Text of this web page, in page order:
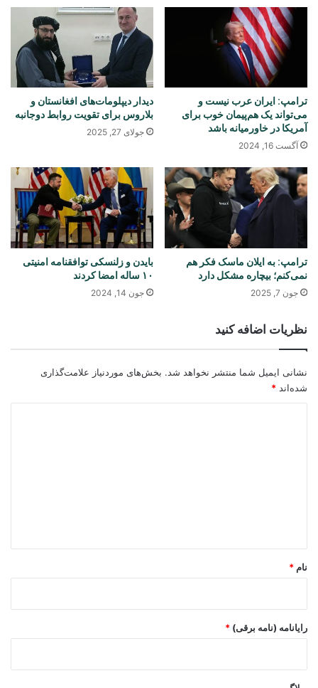
ترامپ: ایران عرب نیست و
می‌تواند یک هم‌پیمان خوب برای
آمریکا در خاورمیانه باشد
آگست 16, 2024
دیدار دیپلومات‌های افغانستان و
بلاروس برای تقویت روابط دوجانبه
جولای 27, 2025
ترامپ: به ایلان ماسک فکر هم
نمی‌کنم؛ بیچاره مشکل دارد
جون 7, 2025
بایدن و زلنسکی توافقنامه امنیتی
۱۰ ساله امضا کردند
جون 14, 2024
نظریات اضافه کنید
نشانی ایمیل شما منتشر نخواهد شد. بخش‌های موردنیاز علامت‌گذاری
شده‌اند *
نام *
رایانامه (نامه برقی) *